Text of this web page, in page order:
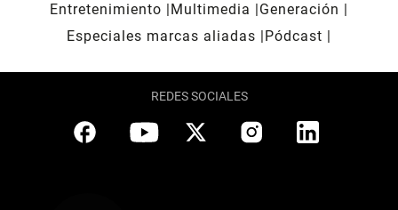
Entretenimiento
Multimedia
Generación
Especiales marcas aliadas
Pódcast
REDES SOCIALES